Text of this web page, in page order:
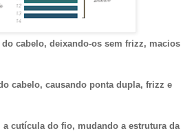
cabelo, deixando-os sem frizz, macios
cabelo, causando ponta dupla, frizz e
a cutícula do fio, mudando a estrutura da